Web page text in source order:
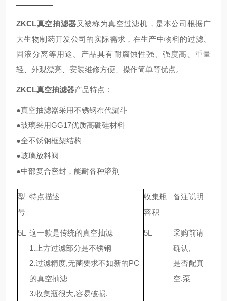
ZKCL真空抽滤器又被称为真空过滤机，是本公司根据广
大生物制药开发公司的实际需求，在生产中物料的过滤、
固液分离等用途。产品具有耐腐蚀性强、强度高、重量
轻、外观漂亮、安装维修方便、操作简单等优点。
ZKCL真空抽滤器产品特点：
●真空抽滤器采用不锈钢布代漏斗
●玻璃采用GG17优质高硼硅材料
●全不锈钢框架结构
●玻璃放料阀
●中部复合密封，能耐各种溶剂
型
号
特点描述
收集瓶
容积
备注说明
5L
这一款是传统的真空抽滤
1.上方过滤部分是不锈钢
2.过滤精度,无菌要求不如新的PC
的真空抽滤
3.收集瓶很大,容易破损.
5L
采购前请
确认,
是否配真
空.泵